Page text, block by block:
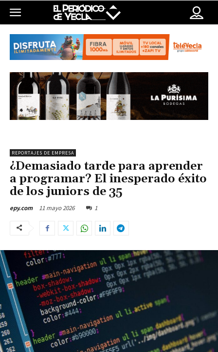
REPORTAJES DE EMPRESA
¿Demasiado tarde para aprender
a programar? El inesperado éxito
de los juniors de 35
epy.com 11 mayo 2026 1